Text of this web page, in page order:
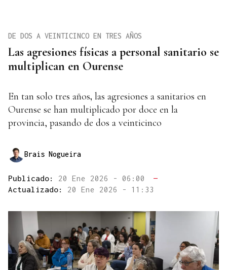
Las agresiones físicas a personal sanitario se
multiplican en Ourense
DE DOS A VEINTICINCO EN TRES AÑOS
En tan solo tres años, las agresiones a sanitarios en
Ourense se han multiplicado por doce en la
provincia, pasando de dos a veinticinco
Brais Nogueira
Publicado: 20 Ene 2026 - 06:00
—
Actualizado: 20 Ene 2026 - 11:33